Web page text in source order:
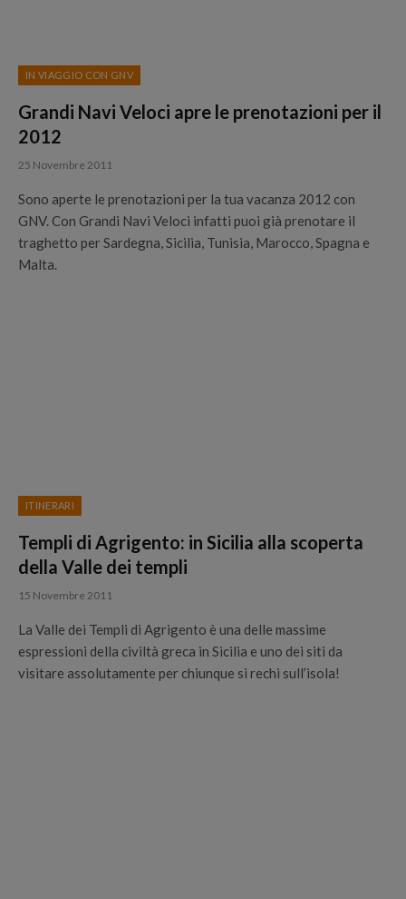
IN VIAGGIO CON GNV
Grandi Navi Veloci apre le prenotazioni per il
2012
25 Novembre 2011
Sono aperte le prenotazioni per la tua vacanza 2012 con
GNV. Con Grandi Navi Veloci infatti puoi già prenotare il
traghetto per Sardegna, Sicilia, Tunisia, Marocco, Spagna e
Malta.
ITINERARI
Templi di Agrigento: in Sicilia alla scoperta
della Valle dei templi
15 Novembre 2011
La Valle dei Templi di Agrigento è una delle massime
espressioni della civiltà greca in Sicilia e uno dei siti da
visitare assolutamente per chiunque si rechi sull’isola!